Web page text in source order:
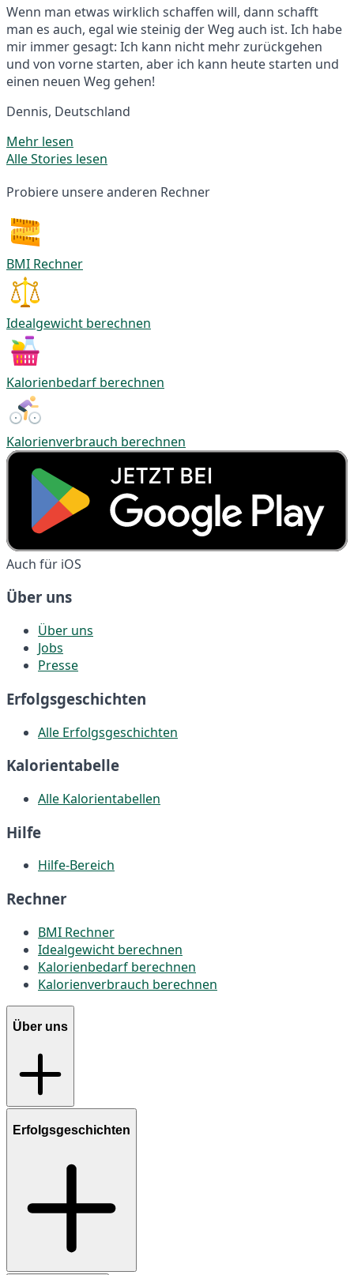
Wenn man etwas wirklich schaffen will, dann schafft
man es auch, egal wie steinig der Weg auch ist. Ich habe
mir immer gesagt: Ich kann nicht mehr zurückgehen
und von vorne starten, aber ich kann heute starten und
einen neuen Weg gehen!
Dennis, Deutschland
Mehr lesen
Alle Stories lesen
Probiere unsere anderen Rechner
BMI Rechner
Idealgewicht berechnen
Kalorienbedarf berechnen
Kalorienverbrauch berechnen
Auch für iOS
Über uns
Über uns
Jobs
Presse
Erfolgsgeschichten
Alle Erfolgsgeschichten
Kalorientabelle
Alle Kalorientabellen
Hilfe
Hilfe-Bereich
Rechner
BMI Rechner
Idealgewicht berechnen
Kalorienbedarf berechnen
Kalorienverbrauch berechnen
Über uns
Erfolgsgeschichten